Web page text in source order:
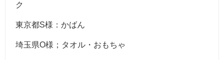
ク
東京都S様：かばん
埼玉県O様；タオル・おもちゃ